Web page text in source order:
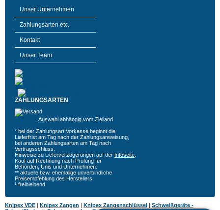
Unser Unternehmen
Zahlungsarten etc.
Kontakt
Unser Team
ZAHLUNGSARTEN
Auswahl abhängig vom Zielland
* bei der Zahlungsart Vorkasse beginnt die
Lieferfrist am Tag nach der Zahlungsanweisung,
bei anderen Zahlungsarten am Tag nach
Vertragsschluss.
Hinweise zu Lieferverzögerungen auf der Infoseite
Kauf auf Rechnung nach Prüfung für
Behörden, Unis und Unternehmen.
** aktuelle bzw. ehemalige unverbindliche
Preisempfehlung des Herstellers
¹ freibleibend
Knipex VDE | Knipex Zangen | Knipex Zangenschlüssel | Schweißgeräte -